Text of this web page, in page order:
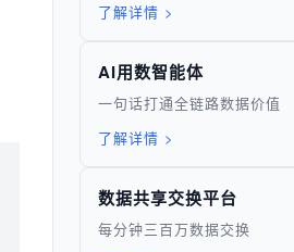
了解详情 >
AI用数智能体
一句话打通全链路数据价值
了解详情 >
数据共享交换平台
每分钟三百万数据交换